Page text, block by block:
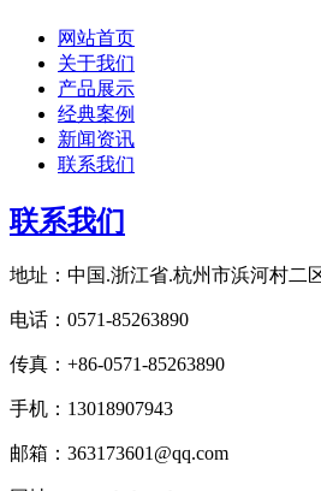
网站首页
关于我们
产品展示
经典案例
新闻资讯
联系我们
联系我们
地址：中国.浙江省.杭州市浜河村二
电话：0571-85263890
传真：+86-0571-85263890
手机：13018907943
邮箱：363173601@qq.com